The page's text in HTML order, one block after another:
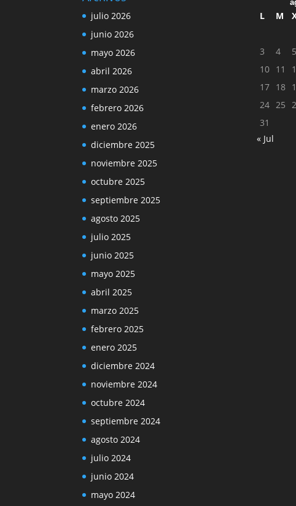
julio 2026
junio 2026
mayo 2026
abril 2026
marzo 2026
febrero 2026
enero 2026
diciembre 2025
noviembre 2025
octubre 2025
septiembre 2025
agosto 2025
julio 2025
junio 2025
mayo 2025
abril 2025
marzo 2025
febrero 2025
enero 2025
diciembre 2024
noviembre 2024
octubre 2024
septiembre 2024
agosto 2024
julio 2024
junio 2024
mayo 2024
L M
3
4 5
10 11
17 18
24 25
31
« Jul